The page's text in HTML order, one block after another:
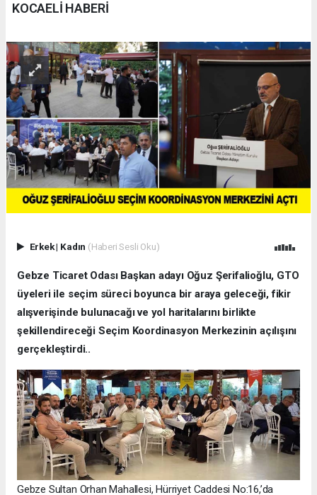
KOCAELİ HABERİ
Erkek| Kadın (Haberi Sesli Oku)
Gebze Ticaret Odası Başkan adayı Oğuz Şerifalioğlu, GTO
üyeleri ile seçim süreci boyunca bir araya geleceği, fikir
alışverişinde bulunacağı ve yol haritalarını birlikte
şekillendireceği Seçim Koordinasyon Merkezinin açılışını
gerçekleştirdi..
Gebze Sultan Orhan Mahallesi, Hürriyet Caddesi No:16,’da